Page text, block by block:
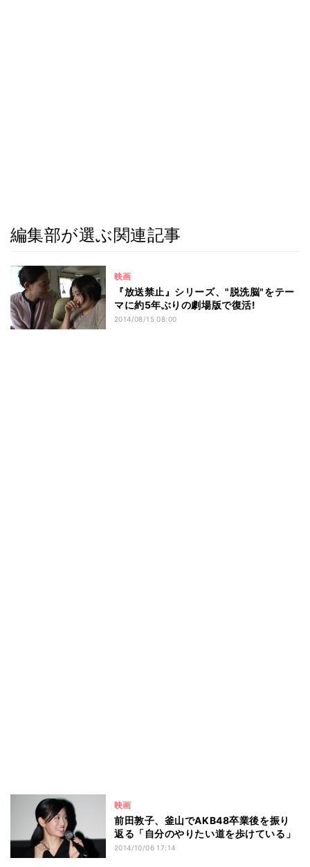
編集部が選ぶ関連記事
映画
『放送禁止』シリーズ、"脱洗脳"をテー
マに約5年ぶりの劇場版で復活!
2014/08/15 08:00
映画
前田敦子、釜山でAKB48卒業後を振り
返る「自分のやりたい道を歩けている」
2014/10/06 17:14